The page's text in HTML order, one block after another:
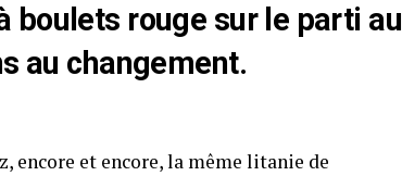
boulets rouge sur le parti au
au changement.
encore et encore, la même litanie de